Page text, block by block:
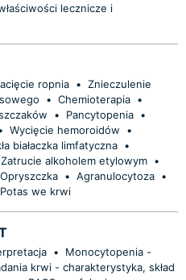
lecznicze i
ropnia • Znieczulenie
• Chemioterapia •
• Pancytopenia •
Wycięcie hemoroidów
•
białaczka limfatyczna •
Zatrucie alkoholem etylowym •
Opryszczka • Agranulocytoza •
Potas we krwi
•
Monocytopenia -
krwi - charakterystyka, skład